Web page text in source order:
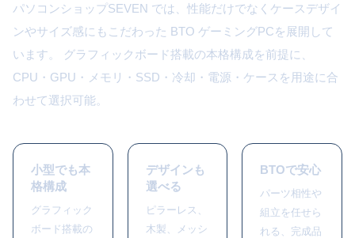
パソコンショップSEVEN では、性能だけでなくケースデザイ
ンやサイズ感にもこだわった BTO ゲーミングPCを展開して
います。 グラフィックボード搭載の本格構成を前提に、
CPU・GPU・メモリ・SSD・冷却・電源・ケースを用途に合
わせて選択可能。
小型でも本
格構成
グラフィック
ボード搭載の
デザインも
選べる
ピラーレス、
木製、メッシ
BTOで安心
パーツ相性や
組立を任せら
れる、完成品